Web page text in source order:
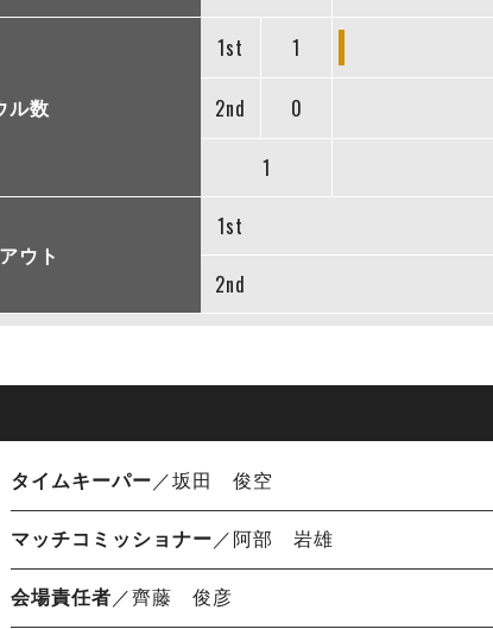
ル数
1st 1
2nd 0
1
ウト
1st
2nd
タイムキーパー ／坂田 俊空
マッチコミッショナー ／阿部 岩雄
会場責任者 ／齊藤 俊彦